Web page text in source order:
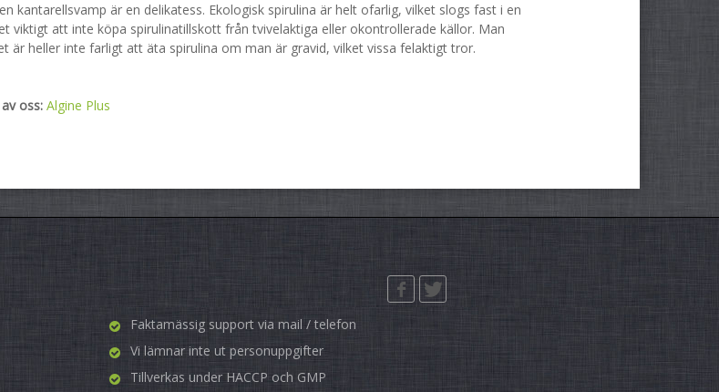
kantarellsvamp är en delikatess. Ekologisk spirulina är helt ofarlig, vilket slogs fast i en
viktigt att inte köpa spirulinatillskott från tvivelaktiga eller okontrollerade källor. Man
heller inte farligt att äta spirulina om man är gravid, vilket vissa felaktigt tror.
oss: Algine Plus
Faktamässig support via mail / telefon
Vi lämnar inte ut personuppgifter
Tillverkas under HACCP och GMP